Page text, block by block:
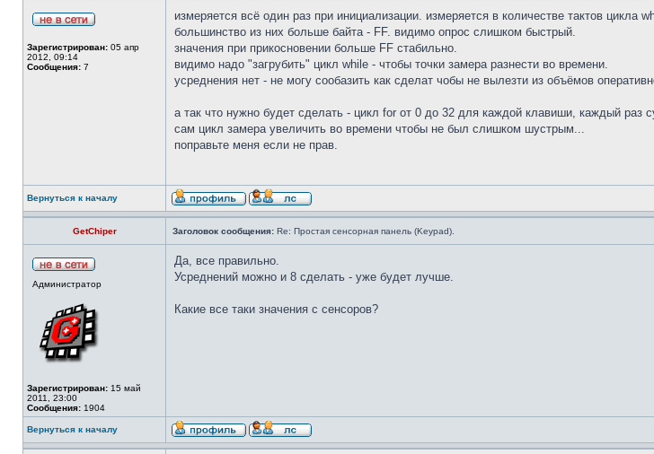
Зарегистрирован: 05 апр
2012, 09:14
Сообщения: 7
измеряется всё один раз при инициализации. измеряется в количестве тактов цикла
большинство из них больше байта - FF. видимо опрос слишком быстрый.
значения при прикосновении больше FF стабильно.
видимо надо "загрубить" цикл while - чтобы точки замера разнести во времени.
усреднения нет - не могу сообазить как сделат чобы не вылезти из объёмов
а так что нужно будет сделать - цикл for от 0 до 32 для каждой клавиши, каждый раз
сам цикл замера увеличить во времени чтобы не был слишком шустрым...
поправьте меня если не прав.
Вернуться к началу
GetChiper Заголовок сообщения: Re: Простая сенсорная панель (Keypad).
Администратор
Зарегистрирован: 15 май
2011, 23:00
Сообщения: 1904
Да, все правильно.
Усреднений можно и 8 сделать - уже будет лучше.
Какие все таки значения с сенсоров?
Вернуться к началу